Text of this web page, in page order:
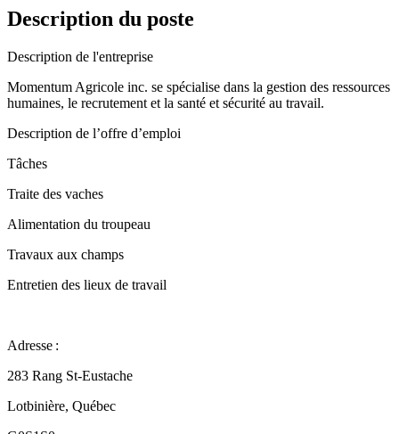
Description du poste
Description de l'entreprise
Momentum Agricole inc. se spécialise dans la gestion des ressources
humaines, le recrutement et la santé et sécurité au travail.
Description de l’offre d’emploi
Tâches
Traite des vaches
Alimentation du troupeau
Travaux aux champs
Entretien des lieux de travail
Adresse :
283 Rang St-Eustache
Lotbinière, Québec